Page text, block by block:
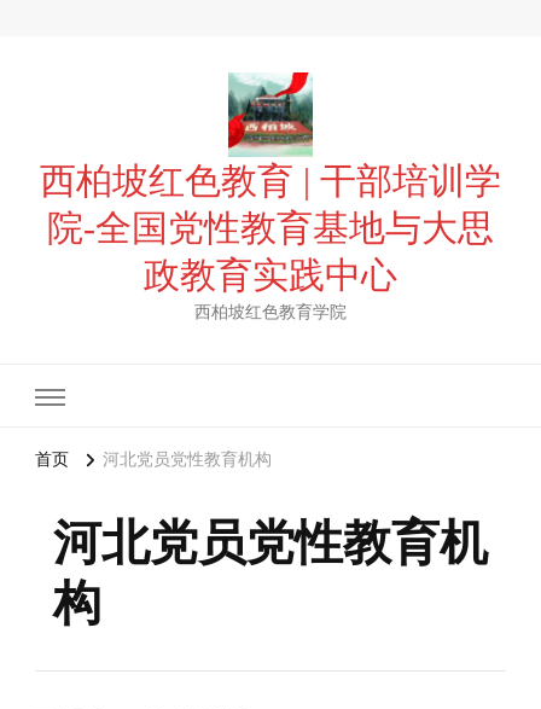
西柏坡红色教育 | 干部培训学
院-全国党性教育基地与大思
政教育实践中心
西柏坡红色教育学院
首页 河北党员党性教育机构
河北党员党性教育机
构